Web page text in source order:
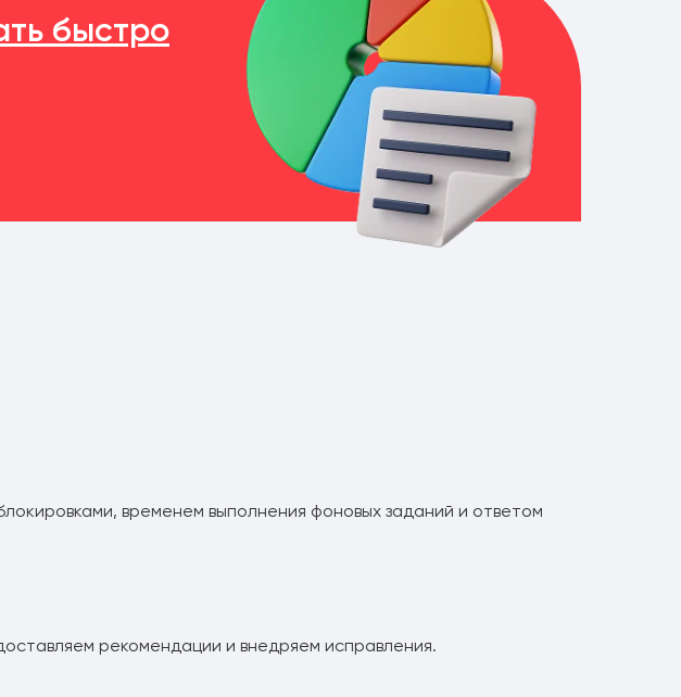
быстро
временем выполнения фоновых заданий и ответом
рекомендации и внедряем исправления.